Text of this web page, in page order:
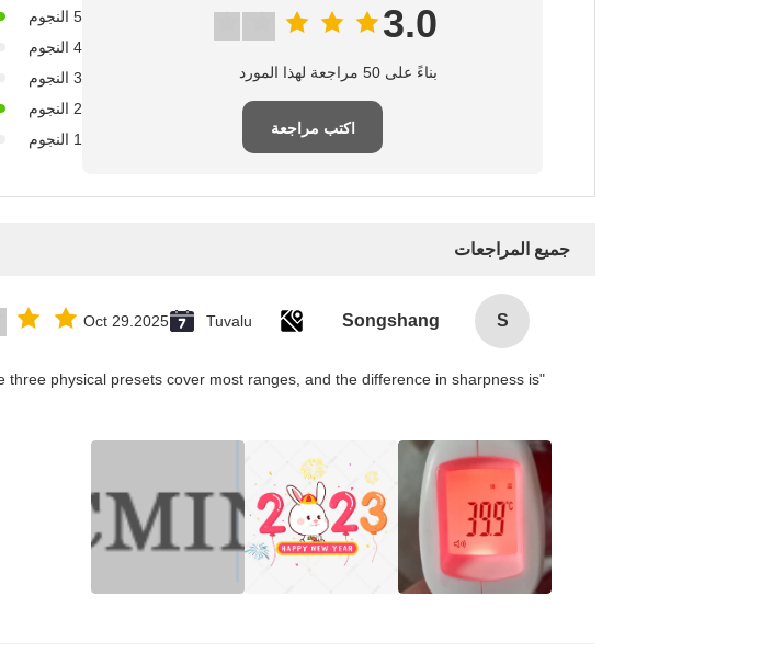
3.0
بناءً على 50 مراجعة لهذا المورد
اكتب مراجعة
5 النجوم
4 النجوم
3 النجوم
2 النجوم
1 النجوم
جميع المراجعات
S
Songshang
Tuvalu
Oct 29.2025
three physical presets cover most ranges, and the difference in sharpness is